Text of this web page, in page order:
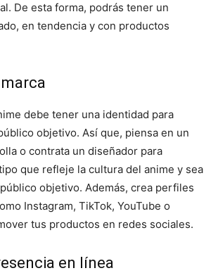
De esta forma, podrás tener un
en tendencia y con productos
debe tener una identidad para
objetivo. Así que, piensa en un
o contrata un diseñador para
que refleje la cultura del anime y sea
objetivo. Además, crea perfiles
Instagram, TikTok, YouTube o
tus productos en redes sociales.
en línea